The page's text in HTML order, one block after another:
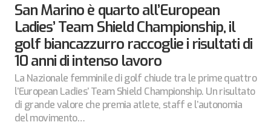
San Marino è quarto all’European
Ladies’ Team Shield Championship, il
golf biancazzurro raccoglie i risultati di
10 anni di intenso lavoro
La Nazionale femminile di golf chiude tra le prime quattro
l’European Ladies’ Team Shield Championship. Un risultato
di grande valore che premia atlete, staff e l’autonomia
del movimento…